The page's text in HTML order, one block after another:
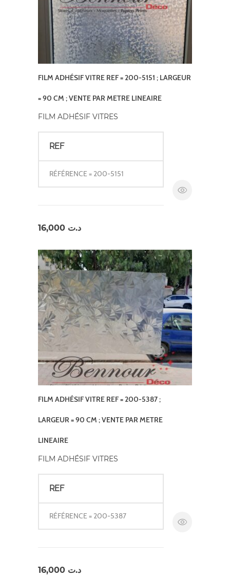
FILM ADHÉSIF VITRE REF = 200-5151 ; LARGEUR
= 90 CM ; VENTE PAR METRE LINEAIRE
FILM ADHÉSIF VITRES
REF
RÉFÉRENCE = 200-5151
د.ت
FILM ADHÉSIF VITRE REF = 200-5387 ;
LARGEUR = 90 CM ; VENTE PAR METRE
LINEAIRE
FILM ADHÉSIF VITRES
REF
RÉFÉRENCE = 200-5387
د.ت